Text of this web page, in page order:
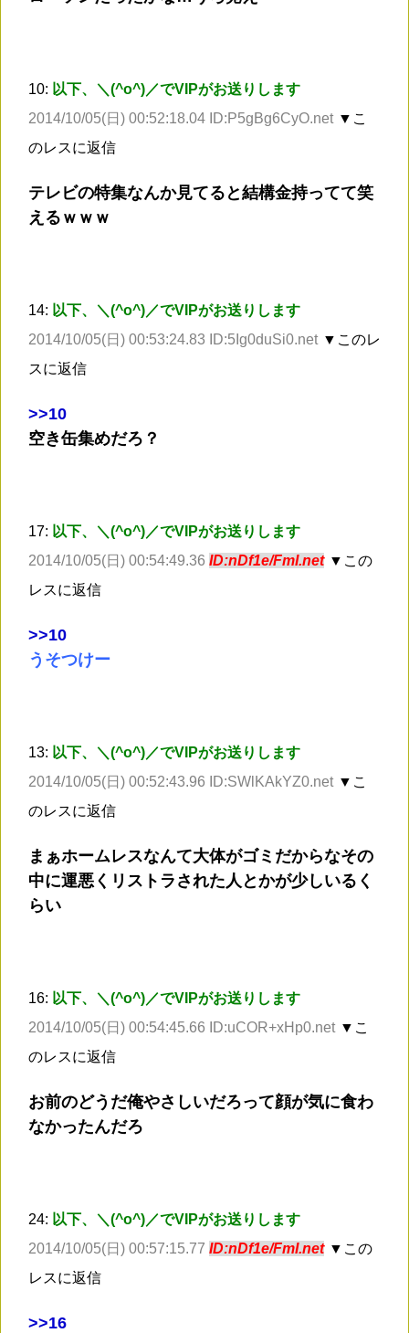
10: 以下、＼(^o^)／でVIPがお送りします
2014/10/05(日) 00:52:18.04 ID:P5gBg6CyO.net ▼こ
のレスに返信
テレビの特集なんか見てると結構金持ってて笑
えるｗｗｗ
14: 以下、＼(^o^)／でVIPがお送りします
2014/10/05(日) 00:53:24.83 ID:5Ig0duSi0.net ▼このレ
スに返信
>>10
空き缶集めだろ？
17: 以下、＼(^o^)／でVIPがお送りします
2014/10/05(日) 00:54:49.36 ID:nDf1e/FmI.net ▼この
レスに返信
>>10
うそつけー
13: 以下、＼(^o^)／でVIPがお送りします
2014/10/05(日) 00:52:43.96 ID:SWlKAkYZ0.net ▼こ
のレスに返信
まぁホームレスなんて大体がゴミだからなその
中に運悪くリストラされた人とかが少しいるく
らい
16: 以下、＼(^o^)／でVIPがお送りします
2014/10/05(日) 00:54:45.66 ID:uCOR+xHp0.net ▼こ
のレスに返信
お前のどうだ俺やさしいだろって顔が気に食わ
なかったんだろ
24: 以下、＼(^o^)／でVIPがお送りします
2014/10/05(日) 00:57:15.77 ID:nDf1e/FmI.net ▼この
レスに返信
>>16